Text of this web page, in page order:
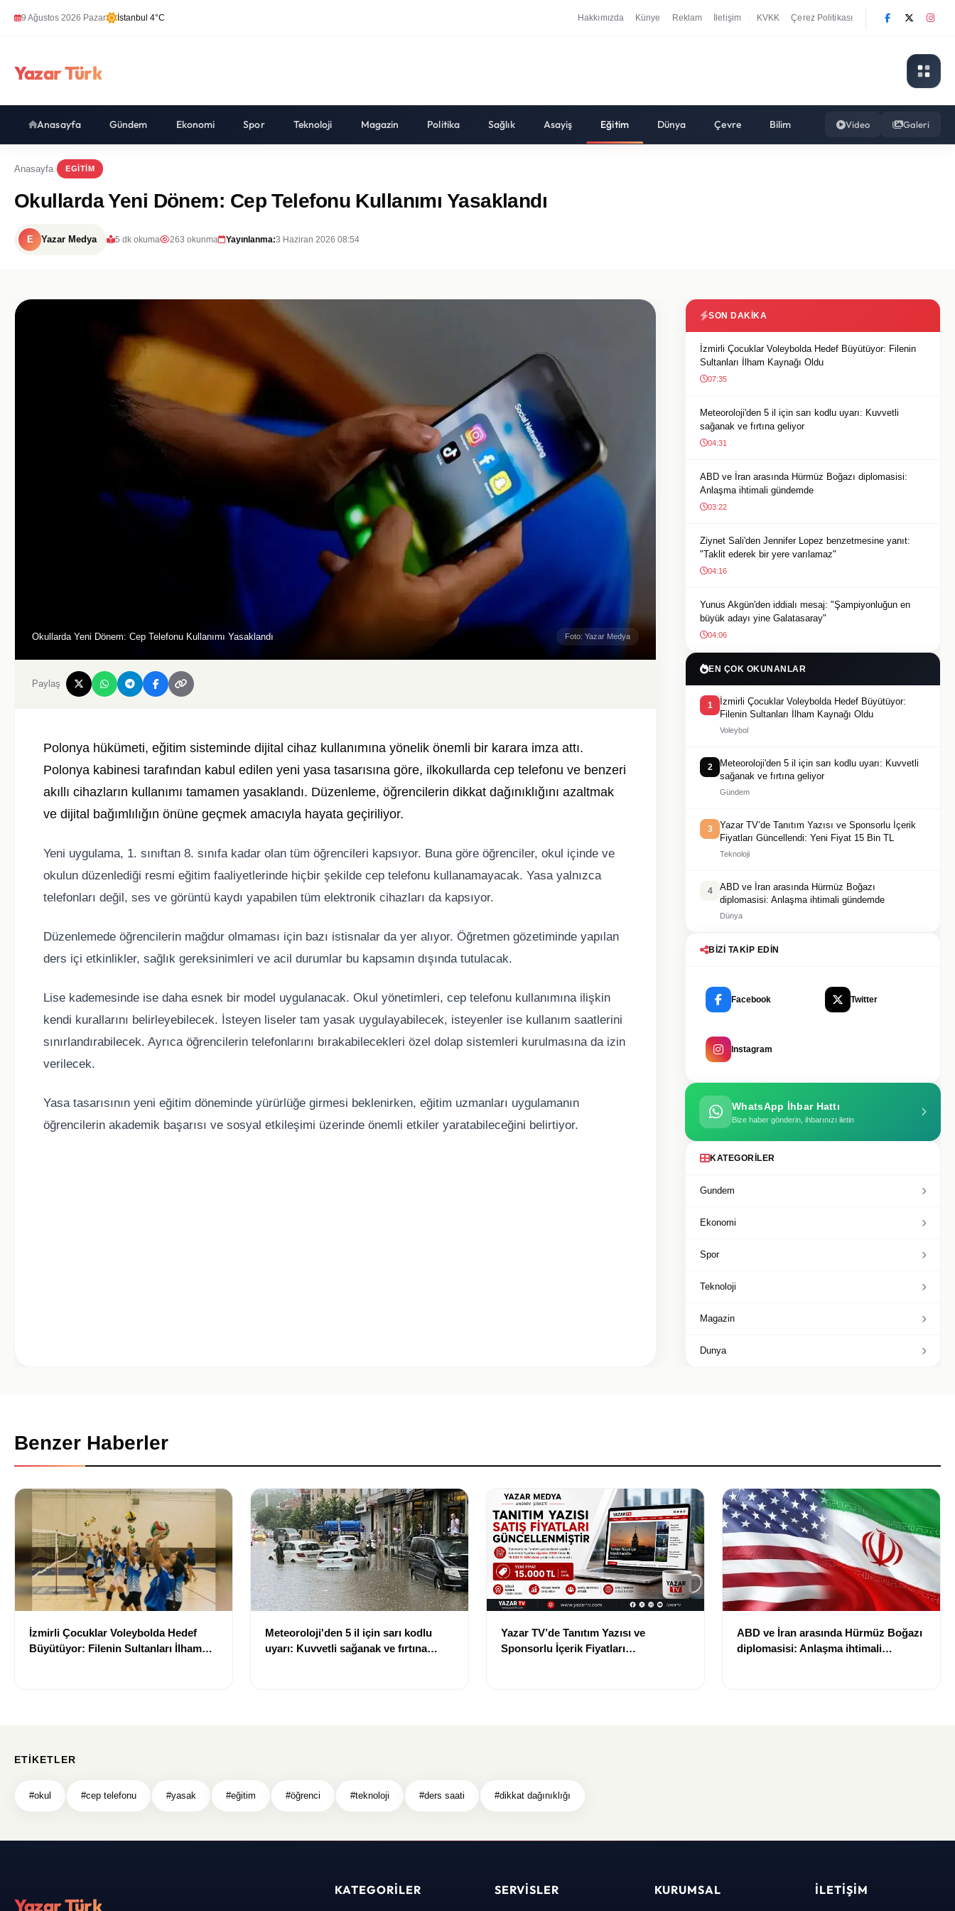
9 Ağustos 2026 Pazar İstanbul 4°C Hakkımızda Künye Reklam İletişim KVKK Çerez Politikası
Yazar Türk
Anasayfa Gündem Ekonomi Spor Teknoloji Magazin Politika Sağlık Asayiş Eğitim Dünya Çevre Bilim Video Galeri
Anasayfa EGITIM
Okullarda Yeni Dönem: Cep Telefonu Kullanımı Yasaklandı
E Yazar Medya 5 dk okuma 263 okunma Yayınlanma:3 Haziran 2026 08:54
Okullarda Yeni Dönem: Cep Telefonu Kullanımı Yasaklandı Foto: Yazar Medya
Paylaş
Polonya hükümeti, eğitim sisteminde dijital cihaz kullanımına yönelik önemli bir karara imza attı.
Polonya kabinesi tarafından kabul edilen yeni yasa tasarısına göre, ilkokullarda cep telefonu ve benzeri
akıllı cihazların kullanımı tamamen yasaklandı. Düzenleme, öğrencilerin dikkat dağınıklığını azaltmak
ve dijital bağımlılığın önüne geçmek amacıyla hayata geçiriliyor.
Yeni uygulama, 1. sınıftan 8. sınıfa kadar olan tüm öğrencileri kapsıyor. Buna göre öğrenciler, okul içinde ve
okulun düzenlediği resmi eğitim faaliyetlerinde hiçbir şekilde cep telefonu kullanamayacak. Yasa yalnızca
telefonları değil, ses ve görüntü kaydı yapabilen tüm elektronik cihazları da kapsıyor.
Düzenlemede öğrencilerin mağdur olmaması için bazı istisnalar da yer alıyor. Öğretmen gözetiminde yapılan
ders içi etkinlikler, sağlık gereksinimleri ve acil durumlar bu kapsamın dışında tutulacak.
Lise kademesinde ise daha esnek bir model uygulanacak. Okul yönetimleri, cep telefonu kullanımına ilişkin
kendi kurallarını belirleyebilecek. İsteyen liseler tam yasak uygulayabilecek, isteyenler ise kullanım saatlerini
sınırlandırabilecek. Ayrıca öğrencilerin telefonlarını bırakabilecekleri özel dolap sistemleri kurulmasına da izin
verilecek.
Yasa tasarısının yeni eğitim döneminde yürürlüğe girmesi beklenirken, eğitim uzmanları uygulamanın
öğrencilerin akademik başarısı ve sosyal etkileşimi üzerinde önemli etkiler yaratabileceğini belirtiyor.
SON DAKIKA
İzmirli Çocuklar Voleybolda Hedef Büyütüyor: Filenin
Sultanları İlham Kaynağı Oldu
07:35
Meteoroloji'den 5 il için sarı kodlu uyarı: Kuvvetli
sağanak ve fırtına geliyor
04:31
ABD ve İran arasında Hürmüz Boğazı diplomasisi:
Anlaşma ihtimali gündemde
03:22
Ziynet Sali'den Jennifer Lopez benzetmesine yanıt:
"Taklit ederek bir yere varılamaz"
04:16
Yunus Akgün'den iddialı mesaj: "Şampiyonluğun en
büyük adayı yine Galatasaray"
04:06
EN ÇOK OKUNANLAR
1
İzmirli Çocuklar Voleybolda Hedef Büyütüyor:
Filenin Sultanları İlham Kaynağı Oldu
Voleybol
2
Meteoroloji'den 5 il için sarı kodlu uyarı: Kuvvetli
sağanak ve fırtına geliyor
Gündem
3
Yazar TV’de Tanıtım Yazısı ve Sponsorlu İçerik
Fiyatları Güncellendi: Yeni Fiyat 15 Bin TL
Teknoloji
4
ABD ve İran arasında Hürmüz Boğazı
diplomasisi: Anlaşma ihtimali gündemde
Dünya
BIZI TAKIP EDIN
Facebook Twitter
Instagram
WhatsApp İhbar Hattı
Bize haber gönderin, ihbarınızı iletin
KATEGORILER
Gundem
Ekonomi
Spor
Teknoloji
Magazin
Dunya
Benzer Haberler
İzmirli Çocuklar Voleybolda Hedef
Büyütüyor: Filenin Sultanları İlham
Meteoroloji'den 5 il için sarı kodlu
uyarı: Kuvvetli sağanak ve fırtına
Yazar TV’de Tanıtım Yazısı ve
Sponsorlu İçerik Fiyatları
ABD ve İran arasında Hürmüz Boğazı
diplomasisi: Anlaşma ihtimali
ETIKETLER
#okul #cep telefonu #yasak #eğitim #öğrenci #teknoloji #ders saati #dikkat dağınıklığı
Yazar Türk
KATEGORILER SERVISLER KURUMSAL İLETIŞIM